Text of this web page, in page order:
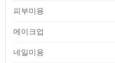
피부미용
메이크업
네일미용